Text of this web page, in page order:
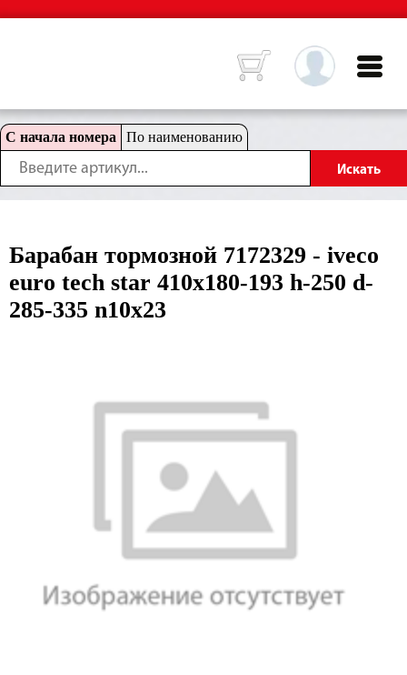
С начала номера По наименованию
Барабан тормозной 7172329 - iveco
euro tech star 410x180-193 h-250 d-
285-335 n10x23